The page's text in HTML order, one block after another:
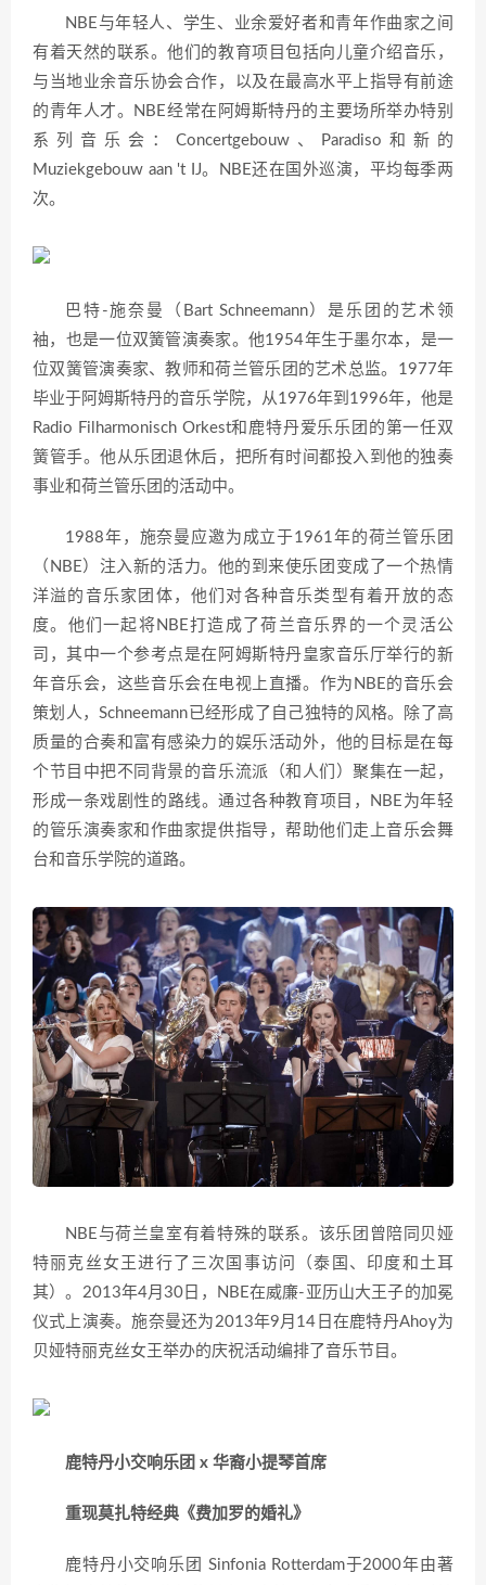
NBE与年轻人、学生、业余爱好者和青年作曲家之间
有着天然的联系。他们的教育项目包括向儿童介绍音乐，
与当地业余音乐协会合作，以及在最高水平上指导有前途
的青年人才。NBE经常在阿姆斯特丹的主要场所举办特别
系列音乐会：Concertgebouw、Paradiso和新的
Muziekgebouw aan 't IJ。NBE还在国外巡演，平均每季两
次。
巴特-施奈曼（Bart Schneemann）是乐团的艺术领
袖，也是一位双簧管演奏家。他1954年生于墨尔本，是一
位双簧管演奏家、教师和荷兰管乐团的艺术总监。1977年
毕业于阿姆斯特丹的音乐学院，从1976年到1996年，他是
Radio Filharmonisch Orkest和鹿特丹爱乐乐团的第一任双
簧管手。他从乐团退休后，把所有时间都投入到他的独奏
事业和荷兰管乐团的活动中。
1988年，施奈曼应邀为成立于1961年的荷兰管乐团
（NBE）注入新的活力。他的到来使乐团变成了一个热情
洋溢的音乐家团体，他们对各种音乐类型有着开放的态
度。他们一起将NBE打造成了荷兰音乐界的一个灵活公
司，其中一个参考点是在阿姆斯特丹皇家音乐厅举行的新
年音乐会，这些音乐会在电视上直播。作为NBE的音乐会
策划人，Schneemann已经形成了自己独特的风格。除了高
质量的合奏和富有感染力的娱乐活动外，他的目标是在每
个节目中把不同背景的音乐流派（和人们）聚集在一起，
形成一条戏剧性的路线。通过各种教育项目，NBE为年轻
的管乐演奏家和作曲家提供指导，帮助他们走上音乐会舞
台和音乐学院的道路。
NBE与荷兰皇室有着特殊的联系。该乐团曾陪同贝娅
特丽克丝女王进行了三次国事访问（泰国、印度和土耳
其）。2013年4月30日，NBE在威廉-亚历山大王子的加冕
仪式上演奏。施奈曼还为2013年9月14日在鹿特丹Ahoy为
贝娅特丽克丝女王举办的庆祝活动编排了音乐节目。
鹿特丹小交响乐团 x 华裔小提琴首席
重现莫扎特经典《费加罗的婚礼》
鹿特丹小交响乐团 Sinfonia Rotterdam于2000年由著